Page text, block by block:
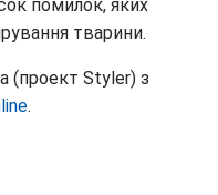
помилок, яких
тварини.
(проект Styler) з
.